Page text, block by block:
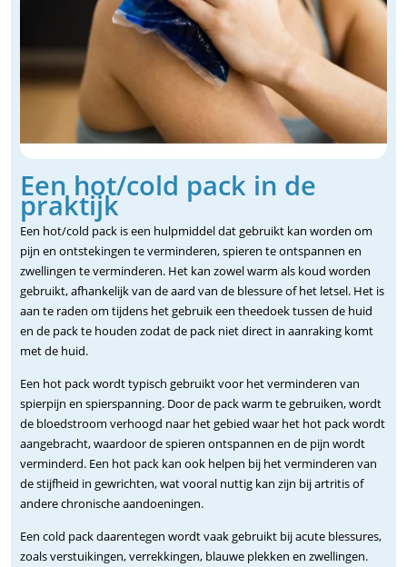
Een hot/cold pack in de
praktijk
Een hot/cold pack is een hulpmiddel dat gebruikt kan worden om
pijn en ontstekingen te verminderen, spieren te ontspannen en
zwellingen te verminderen. Het kan zowel warm als koud worden
gebruikt, afhankelijk van de aard van de blessure of het letsel. Het is
aan te raden om tijdens het gebruik een theedoek tussen de huid
en de pack te houden zodat de pack niet direct in aanraking komt
met de huid.
Een hot pack wordt typisch gebruikt voor het verminderen van
spierpijn en spierspanning. Door de pack warm te gebruiken, wordt
de bloedstroom verhoogd naar het gebied waar het hot pack wordt
aangebracht, waardoor de spieren ontspannen en de pijn wordt
verminderd. Een hot pack kan ook helpen bij het verminderen van
de stijfheid in gewrichten, wat vooral nuttig kan zijn bij artritis of
andere chronische aandoeningen.
Een cold pack daarentegen wordt vaak gebruikt bij acute blessures,
zoals verstuikingen, verrekkingen, blauwe plekken en zwellingen.